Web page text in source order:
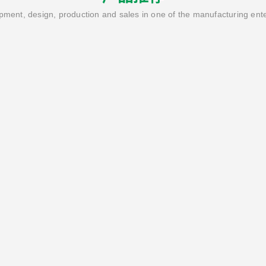
design, production and sales in one of the manufacturing